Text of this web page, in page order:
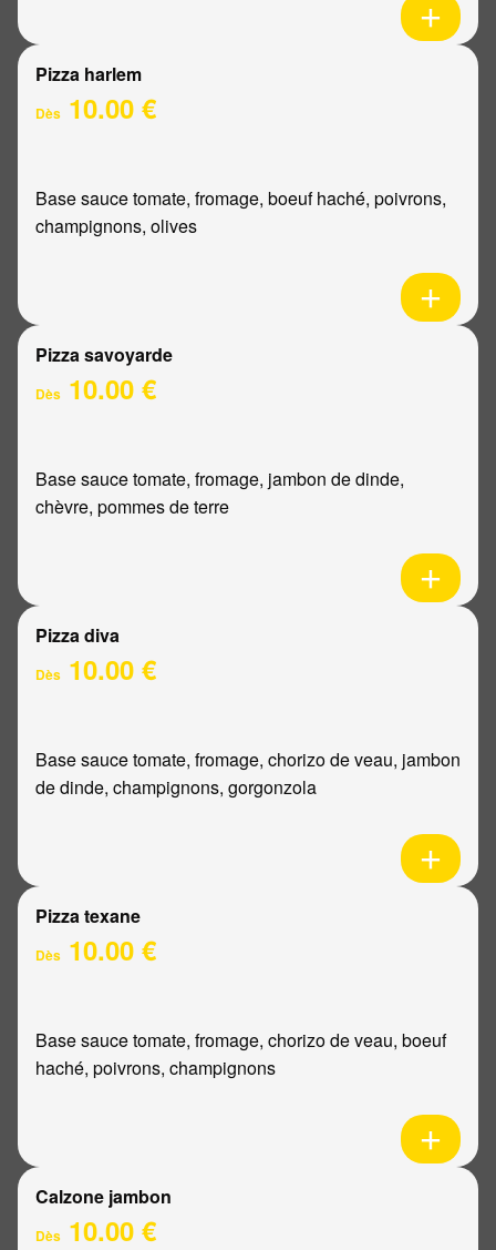
Pizza harlem
Dès 10.00 €
Base sauce tomate, fromage, boeuf haché, poivrons,
champignons, olives
Pizza savoyarde
Dès 10.00 €
Base sauce tomate, fromage, jambon de dinde,
chèvre, pommes de terre
Pizza diva
Dès 10.00 €
Base sauce tomate, fromage, chorizo de veau, jambon
de dinde, champignons, gorgonzola
Pizza texane
Dès 10.00 €
Base sauce tomate, fromage, chorizo de veau, boeuf
haché, poivrons, champignons
Calzone jambon
Dès 10.00 €